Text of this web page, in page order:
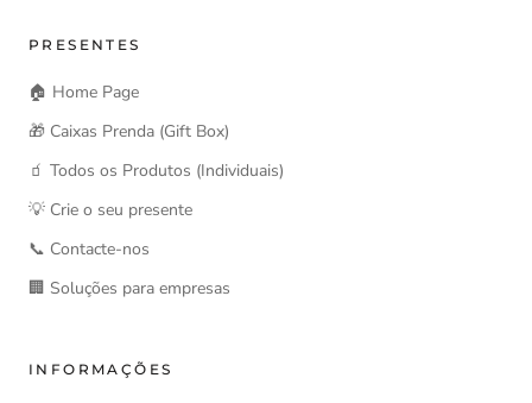
PRESENTES
🏠 Home Page
🎁 Caixas Prenda (Gift Box)
🧃 Todos os Produtos (Individuais)
💡 Crie o seu presente
📞 Contacte-nos
🏢 Soluções para empresas
INFORMAÇÕES